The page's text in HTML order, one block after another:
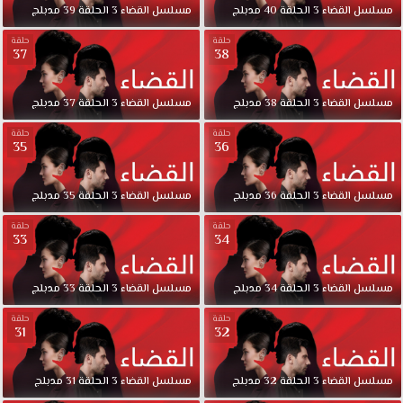
مسلسلالقضاء3 الحلقة40مدبلج مسلسلالقضاء3 الحلقة39مدبلج
حلقة
38
مسلسلالقضاء3 الحلقة38مدبلج
حلقة
37
مسلسلالقضاء3 الحلقة37مدبلج
حلقة
36
مسلسلالقضاء3 الحلقة36مدبلج
حلقة
35
مسلسلالقضاء3 الحلقة35مدبلج
حلقة
34
مسلسلالقضاء3 الحلقة34مدبلج
حلقة
33
مسلسلالقضاء3 الحلقة33مدبلج
حلقة
32
مسلسلالقضاء3 الحلقة32مدبلج
حلقة
31
مسلسلالقضاء3 الحلقة31مدبلج